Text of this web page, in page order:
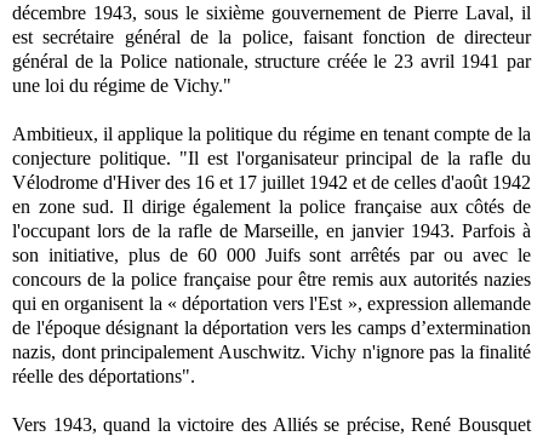
décembre 1943, sous le sixième gouvernement de Pierre Laval, il
est secrétaire général de la police, faisant fonction de directeur
général de la Police nationale, structure créée le 23 avril 1941 par
une loi du régime de Vichy."
Ambitieux, il applique la politique du régime en tenant compte de la
conjecture politique. "Il est l'organisateur principal de la rafle du
Vélodrome d'Hiver des 16 et 17 juillet 1942 et de celles d'août 1942
en zone sud. Il dirige également la police française aux côtés de
l'occupant lors de la rafle de Marseille, en janvier 1943. Parfois à
son initiative, plus de 60 000 Juifs sont arrêtés par ou avec le
concours de la police française pour être remis aux autorités nazies
qui en organisent la « déportation vers l'Est », expression allemande
de l'époque désignant la déportation vers les camps d’extermination
nazis, dont principalement Auschwitz. Vichy n'ignore pas la finalité
réelle des déportations".
Vers 1943, quand la victoire des Alliés se précise, René Bousquet